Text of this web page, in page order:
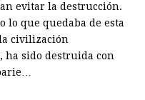
evitar la destrucción.
lo que quedaba de esta
civilización
ha sido destruida con